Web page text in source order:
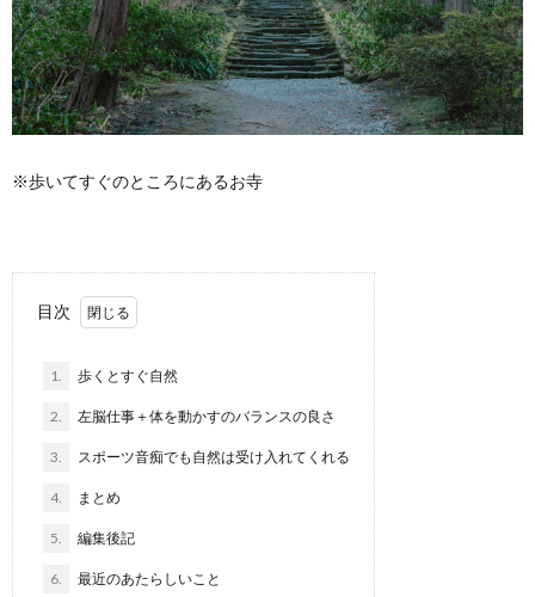
※歩いてすぐのところにあるお寺
目次
1. 歩くとすぐ自然
2. 左脳仕事＋体を動かすのバランスの良さ
3. スポーツ音痴でも自然は受け入れてくれる
4. まとめ
5. 編集後記
6. 最近のあたらしいこと